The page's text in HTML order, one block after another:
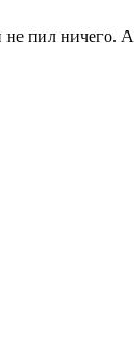
не пил ничего. А